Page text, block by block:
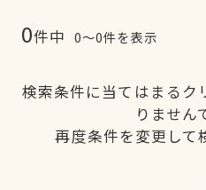
0件中 0〜0件を表示
検索条件に当てはまるク
りません
再度条件を変更して